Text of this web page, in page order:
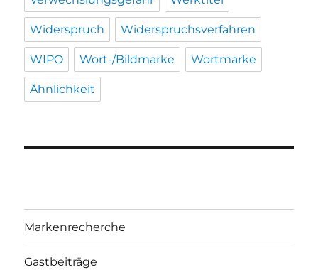
Widerspruch Widerspruchsverfahren
WIPO Wort-/Bildmarke Wortmarke
Ähnlichkeit
Markenrecherche
Gastbeiträge